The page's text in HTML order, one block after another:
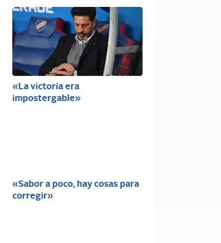
«La victoria era
impostergable»
«Sabor a poco, hay cosas para
corregir»